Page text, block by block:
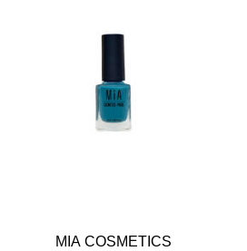
MIA COSMETICS